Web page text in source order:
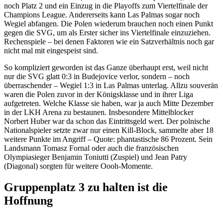
noch Platz 2 und ein Einzug in die Playoffs zum Viertelfinale der
Champions League. Andererseits kann Las Palmas sogar noch
Wegiel abfangen. Die Polen wiederum brauchen noch einen Punkt
gegen die SVG, um als Erster sicher ins Viertelfinale einzuziehen.
Rechenspiele – bei denen Faktoren wie ein Satzverhältnis noch gar
nicht mal mit eingespeist sind.
So kompliziert geworden ist das Ganze überhaupt erst, weil nicht
nur die SVG glatt 0:3 in Budejovice verlor, sondern – noch
überraschender – Wegiel 1:3 in Las Palmas unterlag. Allzu souverän
waren die Polen zuvor in der Königsklasse und in ihrer Liga
aufgetreten. Welche Klasse sie haben, war ja auch Mitte Dezember
in der LKH Arena zu bestaunen. Insbesondere Mittelblocker
Norbert Huber war da schon das Eintrittsgeld wert. Der polnische
Nationalspieler setzte zwar nur einen Kill-Block, sammelte aber 18
weitere Punkte im Angriff – Quote: phantastische 86 Prozent. Sein
Landsmann Tomasz Fornal oder auch die französischen
Olympiasieger Benjamin Toniutti (Zuspiel) und Jean Patry
(Diagonal) sorgten für weitere Oooh-Momente.
Gruppenplatz 3 zu halten ist die
Hoffnung